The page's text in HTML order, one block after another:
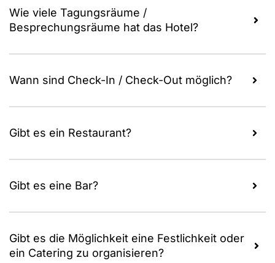
Wie viele Tagungsräume /
Besprechungsräume hat das Hotel?
Wann sind Check-In / Check-Out möglich?
Gibt es ein Restaurant?
Gibt es eine Bar?
Gibt es die Möglichkeit eine Festlichkeit oder
ein Catering zu organisieren?